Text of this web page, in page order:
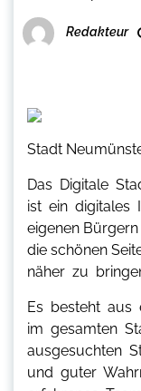
Redakteur
Stadt
Das Digitale
ist ein digitales
eigenen
die schönen
näher zu
Es besteht aus
im gesamten
ausgesuchten
und guter